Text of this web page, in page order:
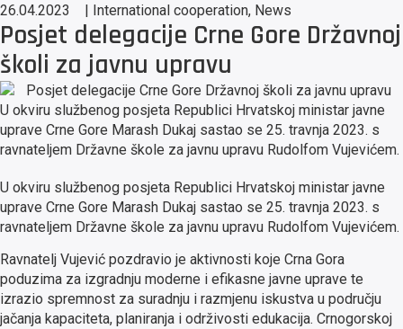
26.04.2023 | International cooperation, News
Posjet delegacije Crne Gore Državnoj
školi za javnu upravu
U okviru službenog posjeta Republici Hrvatskoj ministar javne
uprave Crne Gore Marash Dukaj sastao se 25. travnja 2023. s
ravnateljem Državne škole za javnu upravu Rudolfom Vujevićem.
U okviru službenog posjeta Republici Hrvatskoj ministar javne
uprave Crne Gore Marash Dukaj sastao se 25. travnja 2023. s
ravnateljem Državne škole za javnu upravu Rudolfom Vujevićem.
Ravnatelj Vujević pozdravio je aktivnosti koje Crna Gora
poduzima za izgradnju moderne i efikasne javne uprave te
izrazio spremnost za suradnju i razmjenu iskustva u području
jačanja kapaciteta, planiranja i održivosti edukacija. Crnogorskoj